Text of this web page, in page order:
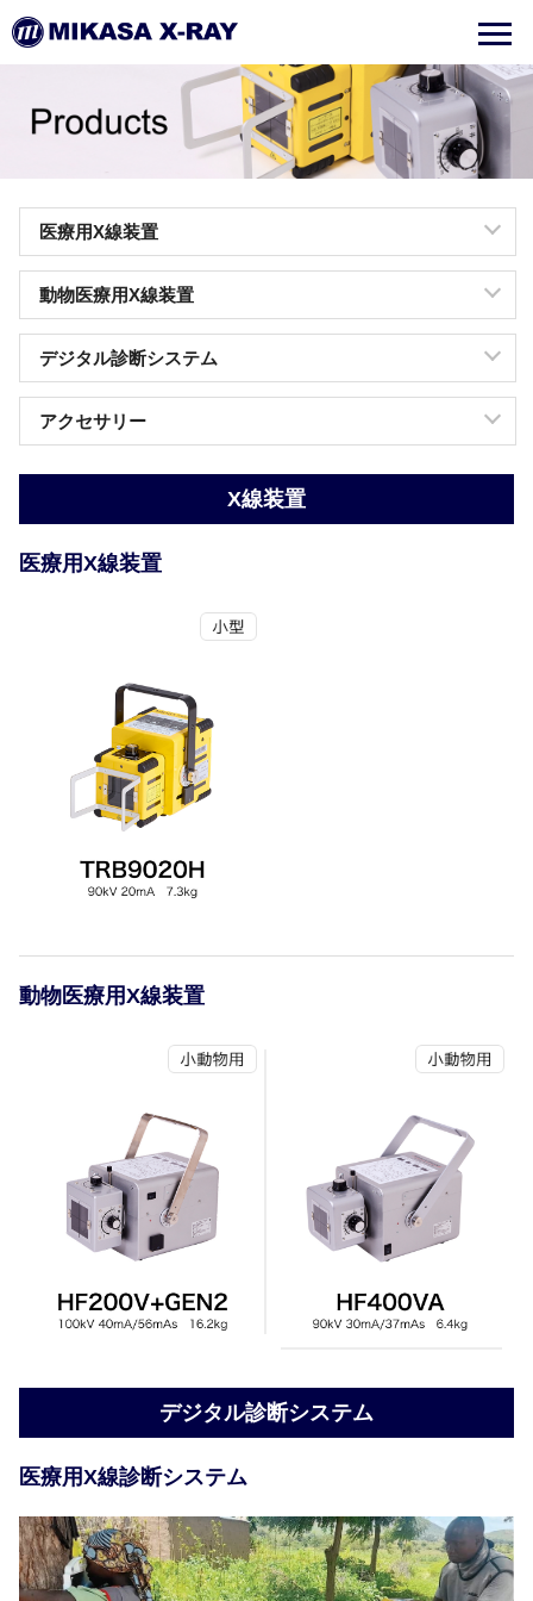
医療用X線装置
動物医療用X線装置
デジタル診断システム
アクセサリー
X線装置
医療用X線装置
動物医療用X線装置
デジタル診断システム
医療用X線診断システム